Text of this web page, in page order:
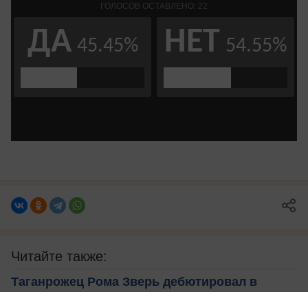
Читайте также:
Таганрожец Рома Зверь дебютировал в